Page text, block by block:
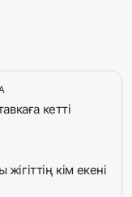
кетті
кім екені